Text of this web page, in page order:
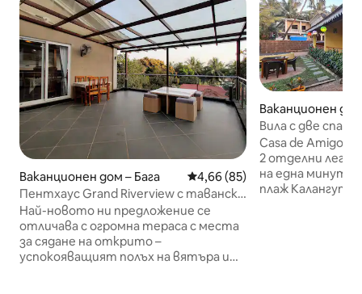
Ваканционен дом – Бага Средна оценка: 4,66 от 5,
4,66 (85)
Пентхаус Grand Riverview с таванско
помещение в Baga-Arpora
Най-новото ни предложение се
отличава с огромна тераса с места
за сядане на открито –
успокояващият полъх на вятъра и
Ваканционен
Вила с две
басейн на плажа
Casa de Amigos от
2 отделни
на една минута
плаж Калангуте,